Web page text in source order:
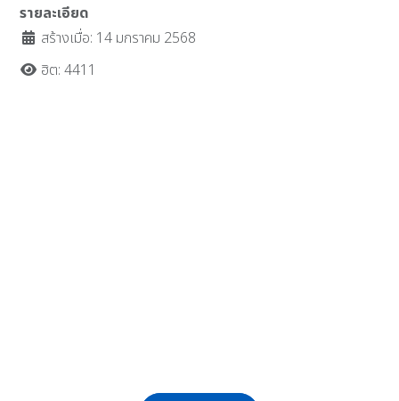
รายละเอียด
สร้างเมื่อ: 14 มกราคม 2568
ฮิต: 4411